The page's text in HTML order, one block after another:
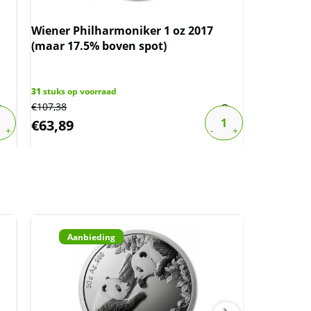
Wiener Philharmoniker 1 oz 2017
(maar 17.5% boven spot)
31 stuks op voorraad
€107,38
€63,89
Aanbieding